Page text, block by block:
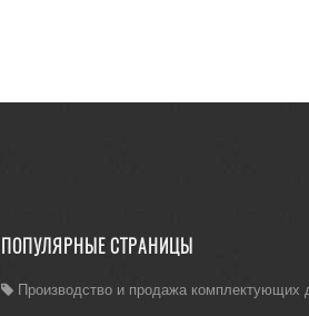
ПОПУЛЯРНЫЕ СТРАНИЦЫ
Производство и продажа комплектующих